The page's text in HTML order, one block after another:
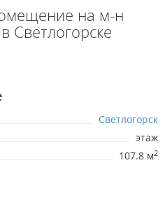
на м-н
Светлогорске
Светлогорск
этаж
107.8 м2